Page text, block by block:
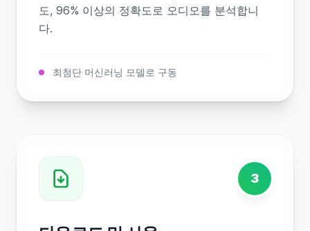
도, 96% 이상의 정확도로 오디오를 분석합니
다.
최첨단 머신러닝 모델로 구동
3